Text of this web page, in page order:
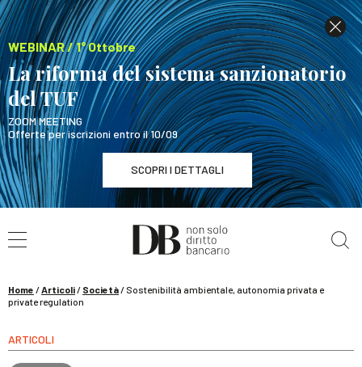
WEBINAR / 1° Ottobre
La riforma del sistema sanzionatorio
del TUF
ZOOM MEETING
Offerte per iscrizioni entro il 10/09
SCOPRI I DETTAGLI
WEBINAR / 1° Ottobre
La riforma del sistema sanzionatorio del TUF
Home /Articoli/ Società/ Sostenibilità ambientale, autonomia privata e
private regulation
ARTICOLI